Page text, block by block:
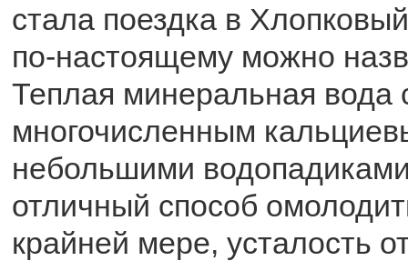
стала поездка в
по-настоящему можно
Теплая минеральная вода
многочисленным
небольшими
отличный способ
крайней мере, усталость